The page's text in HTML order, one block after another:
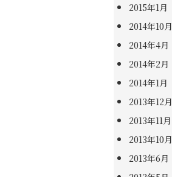
2015年1月
2014年10月
2014年4月
2014年2月
2014年1月
2013年12月
2013年11月
2013年10月
2013年6月